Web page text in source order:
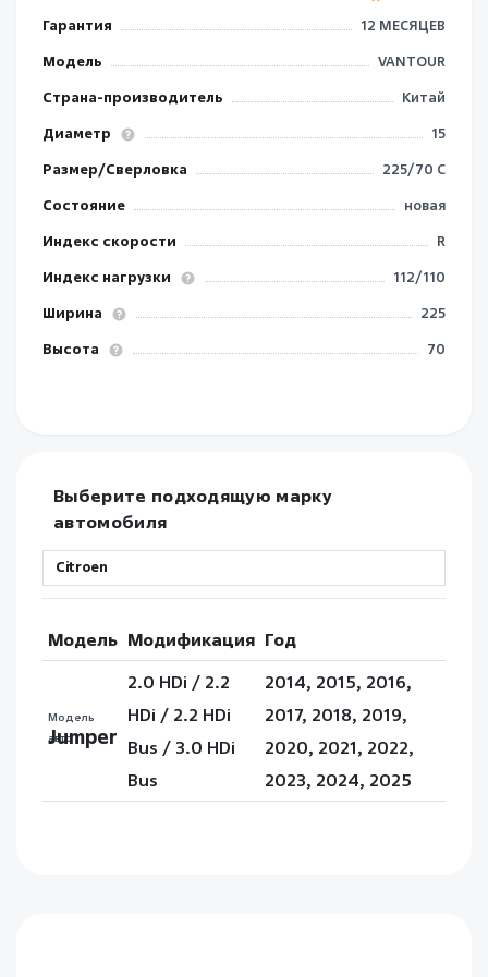
Гарантия
12 МЕСЯЦЕВ
Модель
VANTOUR
Страна-производитель
Китай
Диаметр
15
Размер/Сверловка
225/70 C
Состояние
новая
Индекс скорости
R
Индекс нагрузки
112/110
Ширина
225
Высота
70
Выберите подходящую марку
автомобиля
Модель Модификация Год
Модель
авто
Jumper
2.0 HDi / 2.2
HDi / 2.2 HDi
Bus / 3.0 HDi
Bus
2014, 2015, 2016,
2017, 2018, 2019,
2020, 2021, 2022,
2023, 2024, 2025